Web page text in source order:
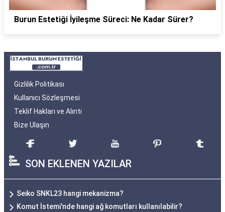
Burun Estetiği İyileşme Süreci: Ne Kadar Sürer?
Gizlilik Politikası
Kullanıcı Sözleşmesi
Teklif Hakları ve Alıntı
Bize Ulaşın
SON EKLENEN YAZILAR
Seiko SNKL23 hangi mekanizma?
Komut İstemi'nde hangi ağ komutları kullanılabilir?